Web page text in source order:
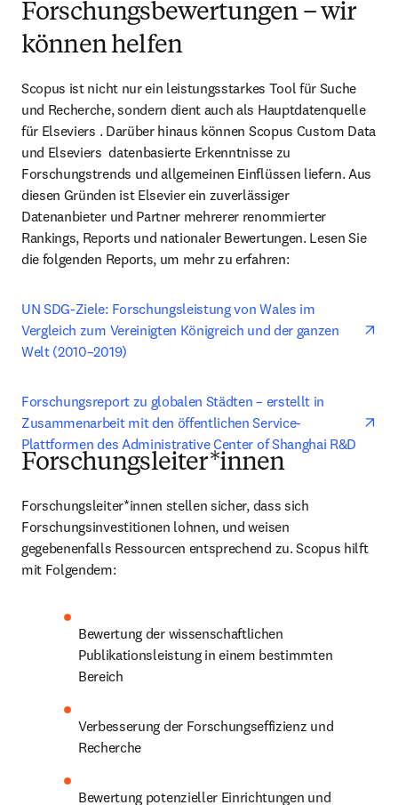
Forschungsbewertungen – wir
können helfen
Scopus ist nicht nur ein leistungsstarkes Tool für Suche
und Recherche, sondern dient auch als Hauptdatenquelle
für Elseviers . Darüber hinaus können Scopus Custom Data
und Elseviers  datenbasierte Erkenntnisse zu
Forschungstrends und allgemeinen Einflüssen liefern. Aus
diesen Gründen ist Elsevier ein zuverlässiger
Datenanbieter und Partner mehrerer renommierter
Rankings, Reports und nationaler Bewertungen. Lesen Sie
die folgenden Reports, um mehr zu erfahren:
UN SDG-Ziele: Forschungsleistung von Wales im
Vergleich zum Vereinigten Königreich und der ganzen
Welt (2010–2019)
Forschungsreport zu globalen Städten – erstellt in
Zusammenarbeit mit den öffentlichen Service-
Plattformen des Administrative Center of Shanghai R&D
Forschungsleiter*innen
Forschungsleiter*innen stellen sicher, dass sich
Forschungsinvestitionen lohnen, und weisen
gegebenenfalls Ressourcen entsprechend zu. Scopus hilft
mit Folgendem:
Bewertung der wissenschaftlichen
Publikationsleistung in einem bestimmten
Bereich
Verbesserung der Forschungseffizienz und
Recherche
Bewertung potenzieller Einrichtungen und